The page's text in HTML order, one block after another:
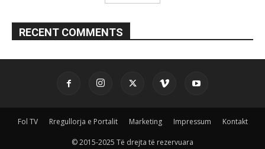
RECENT COMMENTS
Fol TV Rregullorja e Portalit Marketing Impressum Kontakt
© 2015-2025 Të drejta të rezervuara